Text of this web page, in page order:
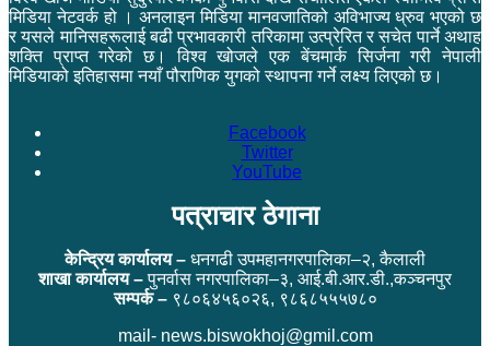
मिडिया नेटवर्क हो । अनलाइन मिडिया मानवजातिको अविभाज्य ध्रुव भएको छ
र यसले मानिसहरूलाई बढी प्रभावकारी तरिकामा उत्प्रेरित र सचेत पार्ने अथाह
शक्ति प्राप्त गरेको छ। विश्व खोजले एक बेंचमार्क सिर्जना गरी नेपाली
मिडियाको इतिहासमा नयाँ पौराणिक युगको स्थापना गर्ने लक्ष्य लिएको छ।
Facebook
Twitter
YouTube
पत्राचार ठेगाना
केन्द्रिय कार्यालय – धनगढी उपमहानगरपालिका–२, कैलाली
शाखा कार्यालय –पुनर्वास नगरपालिका–३, आई.बी.आर.डी.,कञ्चनपुर
सम्पर्क –९८०६४५६०२६, ९८६८५५५७८०
mail- news.biswokhoj@gmil.com